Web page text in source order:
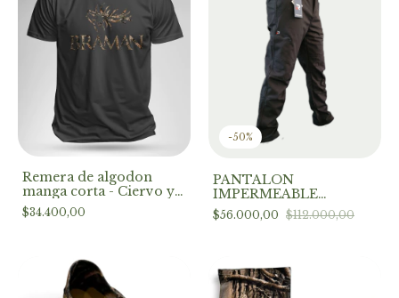
Remera de algodon
manga corta - Ciervo y
BRAMAN
$34.400,00
-50%
PANTALON
IMPERMEABLE
TERMICO COLOR
NEGRO
$56.000,00 $112.000,00